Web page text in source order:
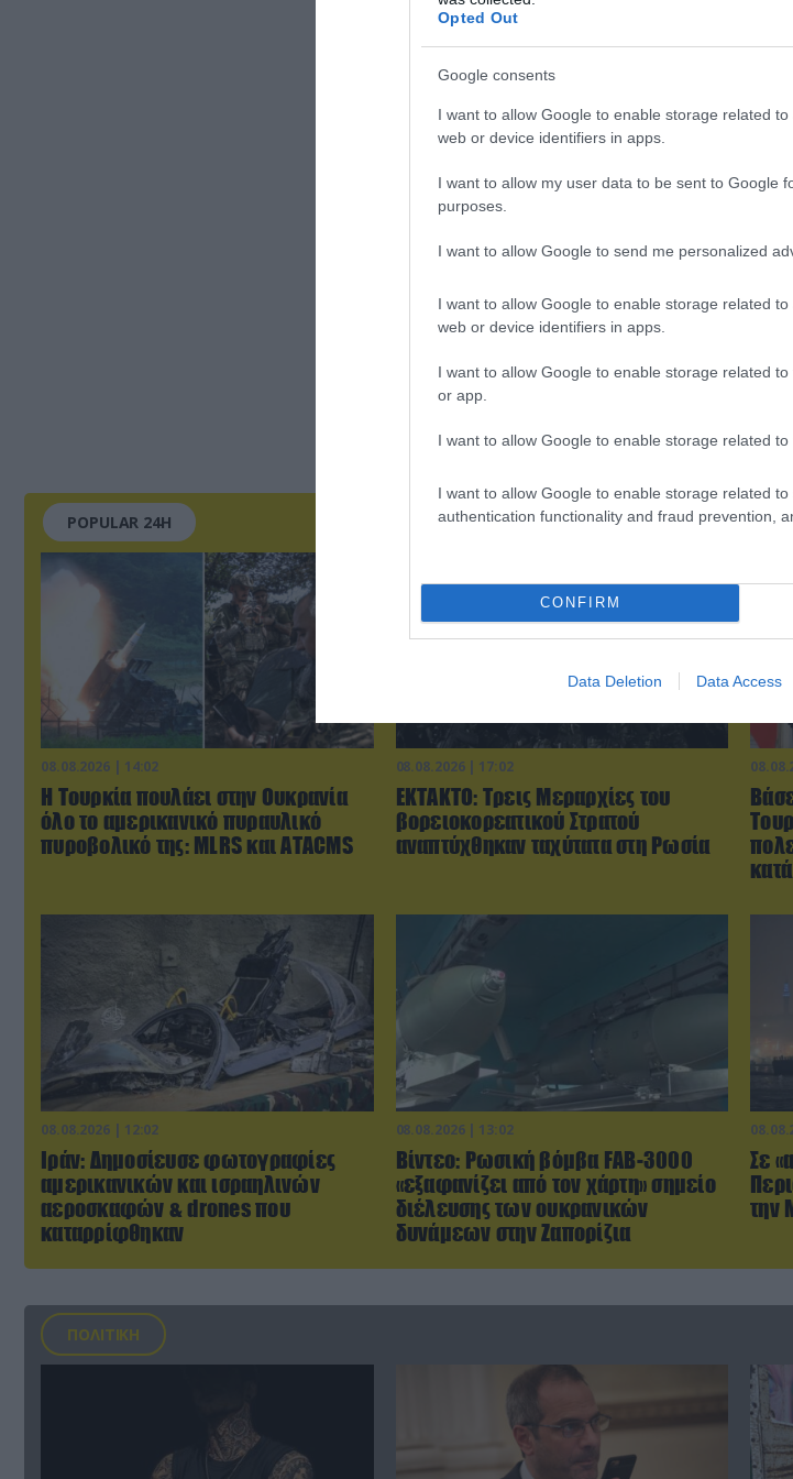
Opted Out
Google consents
I want to allow Google to enable storage related
web or device identifiers in apps.
I want to allow my user data to be sent to Google
purposes.
I want to allow Google to send me personalized
I want to allow Google to enable storage related
web or device identifiers in apps.
I want to allow Google to enable storage related
or app.
I want to allow Google to enable storage related to
I want to allow Google to enable storage related to
authentication functionality and fraud prevention,
CONFIRM
Data Deletion Data Access
POPULAR 24H
08.08.2026 | 14:02
Η Τουρκία πουλάει στην Ουκρανία
όλο το αμερικανικό πυραυλικό
πυροβολικό της: MLRS και ΑΤΑCMS
08.08.2026 | 17:02
ΕΚΤΑΚΤΟ: Τρεις Μεραρχίες του
βορειοκορεατικού Στρατού
αναπτύχθηκαν ταχύτατα στη Ρωσία
08.08.2026 | 12:02
Ιράν: Δημοσίευσε φωτογραφίες
αμερικανικών και ισραηλινών
αεροσκαφών & drones που
καταρρίφθηκαν
08.08.2026 | 13:02
Βίντεο: Ρωσική βόμβα FAB-3000
«εξαφανίζει από τον χάρτη» σημείο
διέλευσης των ουκρανικών
δυνάμεων στην Ζαπορίζια
Σε
την
ΠΟΛΙΤΙΚΗ